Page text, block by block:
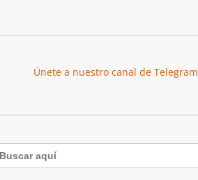
Únete a nuestro canal de Telegram